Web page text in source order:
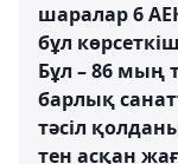
шаралар 6
бұл
Бұл – 86 мың
барлық
тәсіл
тен асқан